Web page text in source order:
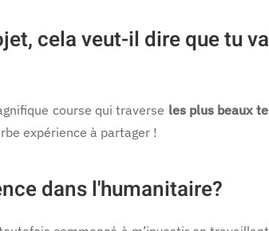
cela veut-il dire que tu
course qui traverse les plus beaux
expérience à partager !
dans l'humanitaire?